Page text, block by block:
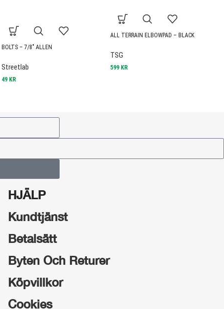
BOLTS – 7/8″ ALLEN
Streetlab
49 KR
ALL TERRAIN ELBOWPAD – BLACK
TSG
599 KR
HJÄLP
Kundtjänst
Betalsätt
Byten Och Returer
Köpvillkor
Cookies